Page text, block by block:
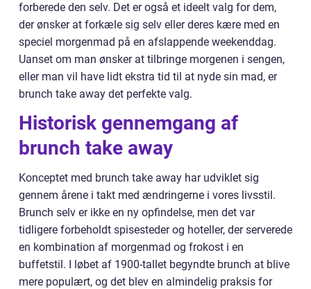
forberede den selv. Det er også et ideelt valg for dem,
der ønsker at forkæle sig selv eller deres kære med en
speciel morgenmad på en afslappende weekenddag.
Uanset om man ønsker at tilbringe morgenen i sengen,
eller man vil have lidt ekstra tid til at nyde sin mad, er
brunch take away det perfekte valg.
Historisk gennemgang af
brunch take away
Konceptet med brunch take away har udviklet sig
gennem årene i takt med ændringerne i vores livsstil.
Brunch selv er ikke en ny opfindelse, men det var
tidligere forbeholdt spisesteder og hoteller, der serverede
en kombination af morgenmad og frokost i en
buffetstil. I løbet af 1900-tallet begyndte brunch at blive
mere populært, og det blev en almindelig praksis for